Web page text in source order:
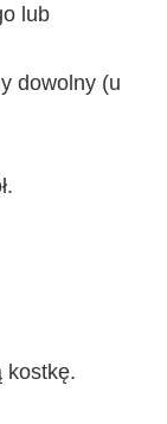
lub
dowolny (u
kostkę.